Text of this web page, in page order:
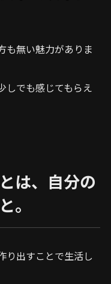
も無い魅力がありま
しでも感じてもらえ
は、自分の
。
り出すことで生活し